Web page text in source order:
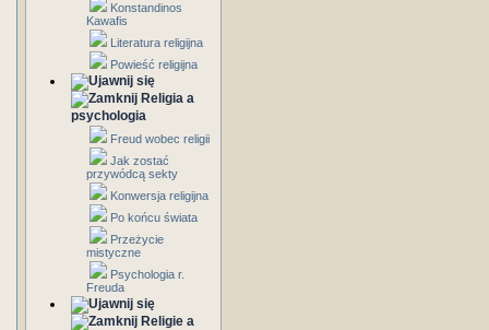
Konstandinos
Kawafis
Literatura religijna
Powieść religijna
Religia a
psychologia
Freud wobec religii
Jak zostać
przywódcą sekty
Konwersja religijna
Po końcu świata
Przeżycie
mistyczne
Psychologia r.
Freuda
Religie a